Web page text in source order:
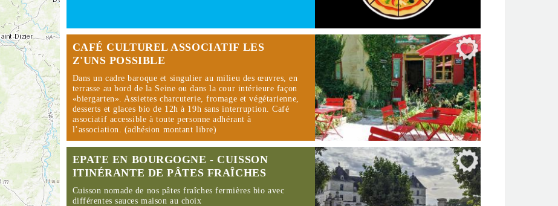
CAFÉ CULTUREL ASSOCIATIF LES
Z'UNS POSSIBLE
Dans un cadre baroque et singulier au milieu des œuvres, en
terrasse au bord de la Seine ou dans la cour intérieure façon
«biergarten». Assiettes charcuterie, fromage et végétarienne,
desserts et glaces bio de 12h à 19h sans interruption. Café
associatif accessible à toute personne adhérant à
l’association. (adhésion montant libre)
EPATE EN BOURGOGNE - CUISSON
ITINÉRANTE DE PÂTES FRAÎCHES
Cuisson nomade de nos pâtes fraîches fermières bio avec
différentes sauces maison au choix